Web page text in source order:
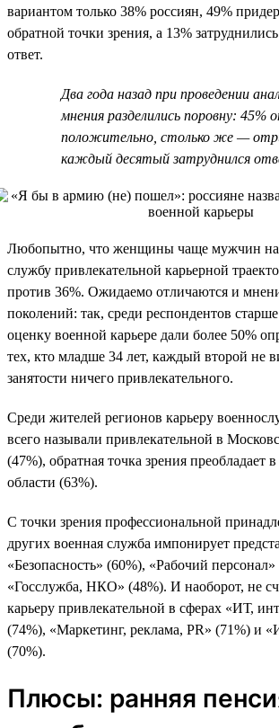
вариантом только 38% россиян, 49%
обратной точки зрения, а 13%
ответ.
Два года назад при проведении
мнения разделились поровну: 45%
положительно, столько же —
каждый десятый затруднился
Любопытно, что женщины чаще мужчин
службу привлекательной карьерной
против 36%. Ожидаемо отличаются и
поколений: так, среди респондентов
оценку военной карьере дали более 50%
тех, кто младше 34 лет, каждый второй не
занятости ничего привлекательного.
Среди жителей регионов карьеру
всего называли привлекательной в
(47%), обратная точка зрения преобладает
области (63%).
С точки зрения профессиональной
других военная служба импонирует
«Безопасность» (60%), «Рабочий
«Госслужба, НКО» (48%). И наоборот, не
карьеру привлекательной в сферах «ИТ,
(74%), «Маркетинг, реклама, PR» (71%) и
(70%).
Плюсы: ранняя